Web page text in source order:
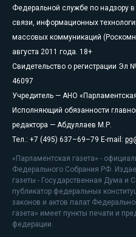
Федеральной службе по надзору
связи, информационных
массовых коммуникаций
августа 2011 года. 18+
Свидетельство о регистрации Эл
46097
Учредитель — АНО
Исполняющий обязанности
редактора — Абдуллаев М.Р.
Тел.: +7 (495) 637–69–79 E-mail:
«Парламентская газета» -
Федерального Собрания РФ.
газеты - Государственная Дума
публикатор федеральных
законов и актов палат
газета» имеет пункты печати и
федерации.